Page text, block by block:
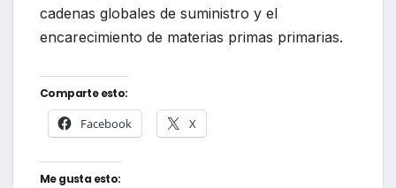
cadenas globales de suministro y el
encarecimiento de materias primas primarias.
Comparte esto:
Facebook X
Me gusta esto: